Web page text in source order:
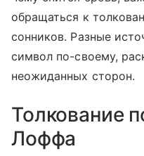
обращаться к
сонников. Разные
символ по-своему,
неожиданных сторон.
Толкование
Лоффа